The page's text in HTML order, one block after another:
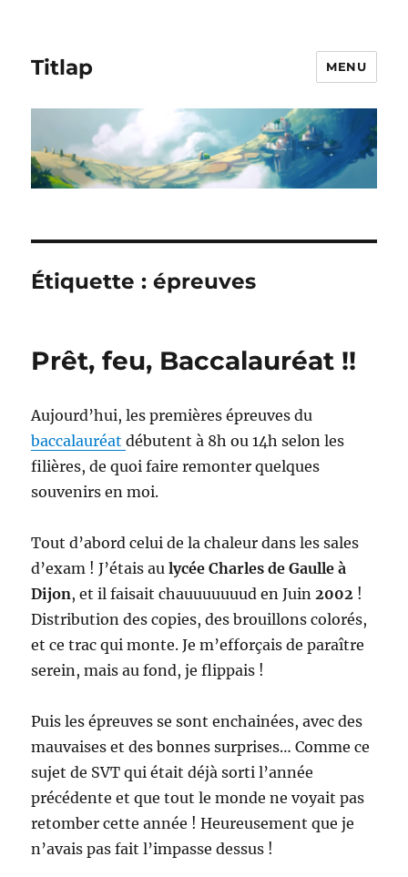
Titlap MENU
Étiquette :épreuves
Prêt, feu, Baccalauréat !!
Aujourd’hui, les premières épreuves du
baccalauréatdébutent à 8h ou 14h selon les
filières, de quoi faire remonter quelques
souvenirs en moi.
Tout d’abord celui de la chaleur dans les sales
d’exam ! J’étais au lycée Charles de Gaulle à
Dijon, et il faisait chauuuuuuud en Juin2002 !
Distribution des copies, des brouillons colorés,
et ce trac qui monte. Je m’efforçais de paraître
serein, mais au fond, je flippais !
Puis les épreuves se sont enchainées, avec des
mauvaises et des bonnes surprises… Comme ce
sujet de SVT qui était déjà sorti l’année
précédente et que tout le monde ne voyait pas
retomber cette année ! Heureusement que je
n’avais pas fait l’impasse dessus !